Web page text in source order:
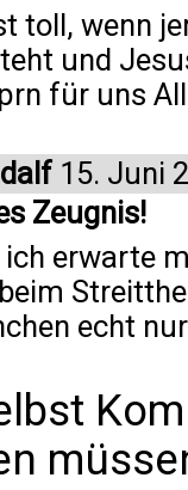
toll, wenn
und
für uns
15. Juni
Zeugnis!
ich erwarte
echt